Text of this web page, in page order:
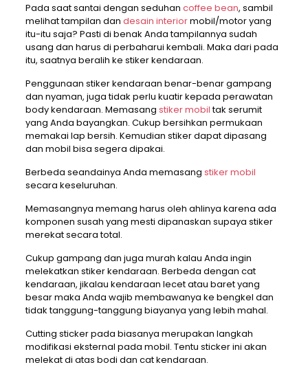
Pada saat santai dengan seduhan coffee bean, sambil
melihat tampilan dan desain interiormobil/motor yang
itu-itu saja? Pasti di benak Anda tampilannya sudah
usang dan harus di perbaharui kembali. Maka dari pada
itu, saatnya beralih ke stiker kendaraan.
Penggunaan stiker kendaraan benar-benar gampang
dan nyaman, juga tidak perlu kuatir kepada perawatan
body kendaraan. Memasang stiker mobiltak serumit
yang Anda bayangkan. Cukup bersihkan permukaan
memakai lap bersih. Kemudian stiker dapat dipasang
dan mobil bisa segera dipakai.
Berbeda seandainya Anda memasang stiker mobil
secara keseluruhan.
Memasangnya memang harus oleh ahlinya karena ada
komponen susah yang mesti dipanaskan supaya stiker
merekat secara total.
Cukup gampang dan juga murah kalau Anda ingin
melekatkan stiker kendaraan. Berbeda dengan cat
kendaraan, jikalau kendaraan lecet atau baret yang
besar maka Anda wajib membawanya ke bengkel dan
tidak tanggung-tanggung biayanya yang lebih mahal.
Cutting sticker pada biasanya merupakan langkah
modifikasi eksternal pada mobil. Tentu sticker ini akan
melekat di atas bodi dan cat kendaraan.